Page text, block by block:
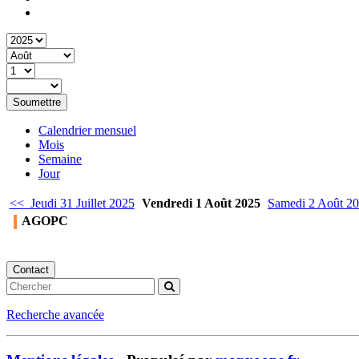
Soumettre
Calendrier mensuel
Mois
Semaine
Jour
<< Jeudi 31 Juillet 2025 Vendredi 1 Août 2025
Samedi 2 Août
AGOPC
Contact
Recherche avancée